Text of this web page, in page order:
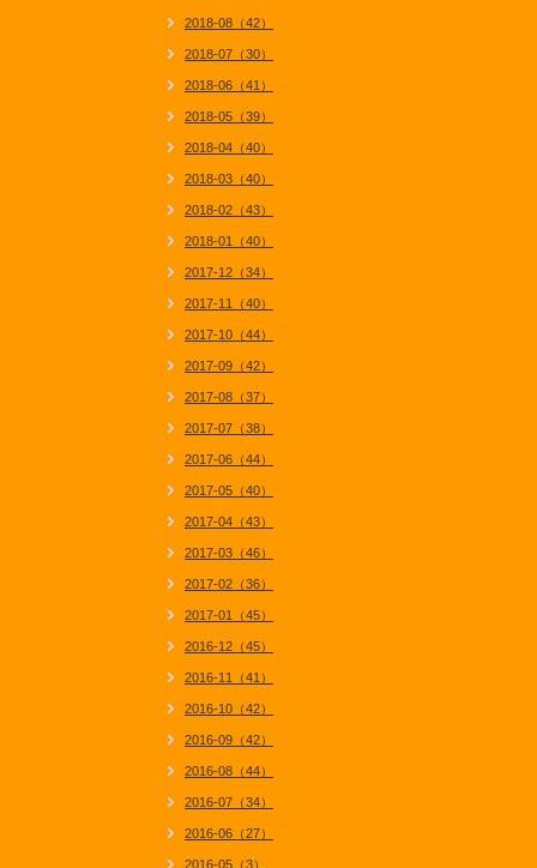
2018-08（42）
2018-07（30）
2018-06（41）
2018-05（39）
2018-04（40）
2018-03（40）
2018-02（43）
2018-01（40）
2017-12（34）
2017-11（40）
2017-10（44）
2017-09（42）
2017-08（37）
2017-07（38）
2017-06（44）
2017-05（40）
2017-04（43）
2017-03（46）
2017-02（36）
2017-01（45）
2016-12（45）
2016-11（41）
2016-10（42）
2016-09（42）
2016-08（44）
2016-07（34）
2016-06（27）
2016-05（3）